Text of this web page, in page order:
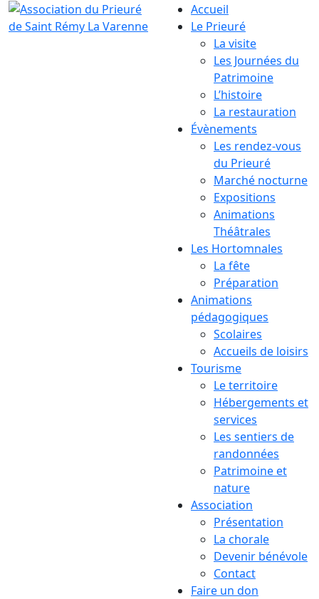
Accueil
Le Prieuré
La visite
Les Journées du
Patrimoine
L’histoire
La restauration
Évènements
Les rendez-vous
du Prieuré
Marché nocturne
Expositions
Animations
Théâtrales
Les Hortomnales
La fête
Préparation
Animations
pédagogiques
Scolaires
Accueils de loisirs
Tourisme
Le territoire
Hébergements et
services
Les sentiers de
randonnées
Patrimoine et
nature
Association
Présentation
La chorale
Devenir bénévole
Contact
Faire un don